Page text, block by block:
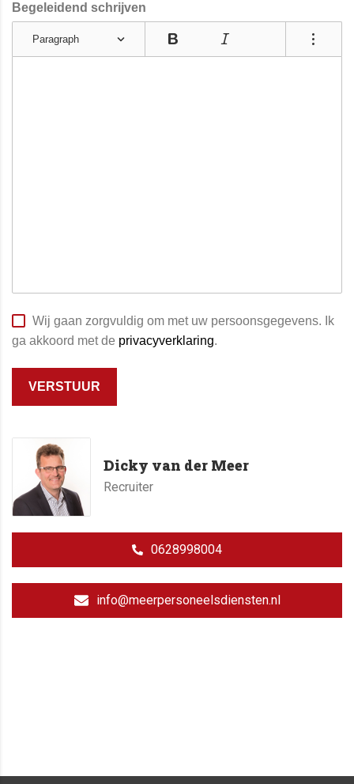
Begeleidend schrijven
Paragraph
Wij gaan zorgvuldig om met uw persoonsgegevens. Ik
ga akkoord met de privacyverklaring.
VERSTUUR
Dicky van der Meer
Recruiter
0628998004
info@meerpersoneelsdiensten.nl